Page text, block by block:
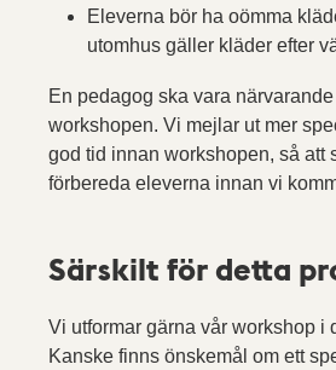
Eleverna bör ha oömma
utomhus gäller kläder efter
En pedagog ska vara
workshopen. Vi mejlar ut mer
god tid innan workshopen, så att
förbereda eleverna innan vi
Särskilt för detta
Vi utformar gärna vår workshop i
Kanske finns önskemål om ett